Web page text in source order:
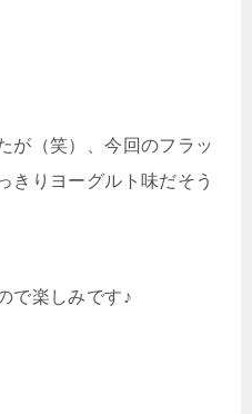
が（笑）、今回のフラッ
きりヨーグルト味だそう
で楽しみです♪